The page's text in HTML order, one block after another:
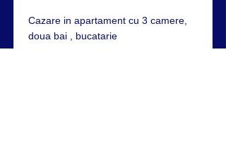
Cazare in apartament cu 3 camere,
doua bai , bucatarie